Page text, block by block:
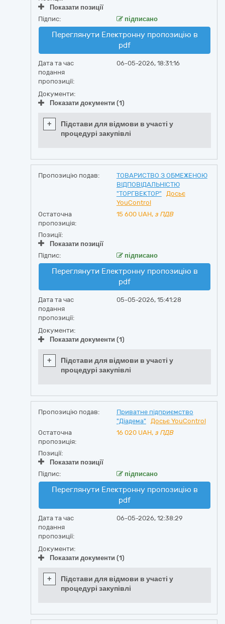
Показати позиції
Підпис:
підписано
Переглянути Електронну пропозицію в
pdf
Дата та час
подання
пропозиції:
06-05-2026, 18:31:16
Документи:
Показати документи (1)
+
Підстави для відмови в участі у
процедурі закупівлі
Пропозицію подав:
ТОВАРИСТВО З ОБМЕЖЕНОЮ
ВІДПОВІДАЛЬНІСТЮ
"ТОРГВЕКТОР"
Досьє
YouControl
Остаточна
пропозиція:
15 600 UAH, з ПДВ
Позиції:
Показати позиції
Підпис:
підписано
Переглянути Електронну пропозицію в
pdf
Дата та час
подання
пропозиції:
05-05-2026, 15:41:28
Документи:
Показати документи (1)
+
Підстави для відмови в участі у
процедурі закупівлі
Пропозицію подав:
Приватне підприємство
"Діадема"
Досьє YouControl
Остаточна
пропозиція:
16 020 UAH, з ПДВ
Позиції:
Показати позиції
Підпис:
підписано
Переглянути Електронну пропозицію в
pdf
Дата та час
подання
пропозиції:
06-05-2026, 12:38:29
Документи:
Показати документи (1)
+
Підстави для відмови в участі у
процедурі закупівлі